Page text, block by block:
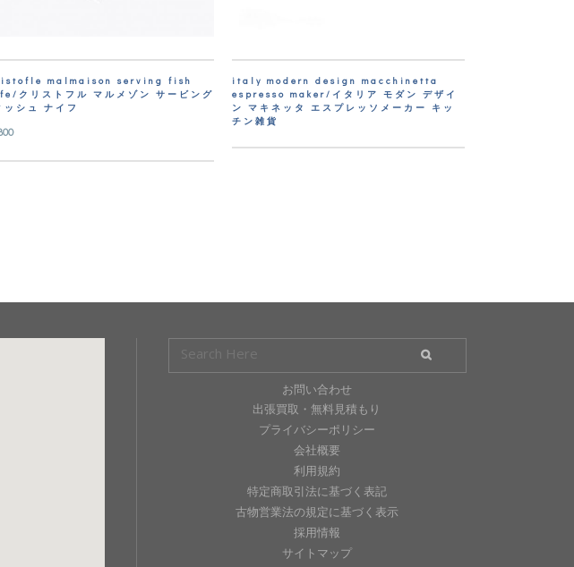
malmaison serving fish
クリストフル マルメゾン サービング
ッシュ ナイフ
italy modern design macchinetta
espresso maker/イタリア モダン デザイ
ン マキネッタ エスプレッソメーカー キッ
チン雑貨
お問い合わせ
出張買取・無料見積もり
プライバシーポリシー
会社概要
利用規約
特定商取引法に基づく表記
古物営業法の規定に基づく表示
採用情報
サイトマップ